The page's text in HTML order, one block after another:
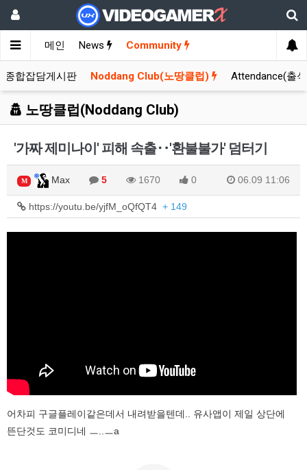
메인 News Community
종합잡담게시판 Noddang Club(노땅클럽) Attendance(출
노땅클럽(Noddang Club)
'가짜 제미나이' 피해 속출‥'환불불가' 덤터기
M Max 5 1670 0 06.09 11:06
https://youtu.be/yjfM_oQfQT4 + 149
어차피 구글플레이같은데서 내려받을텐데.. 유사앱이 제일 상단에
뜬단것도 코미디네 ㅡ..ㅡa